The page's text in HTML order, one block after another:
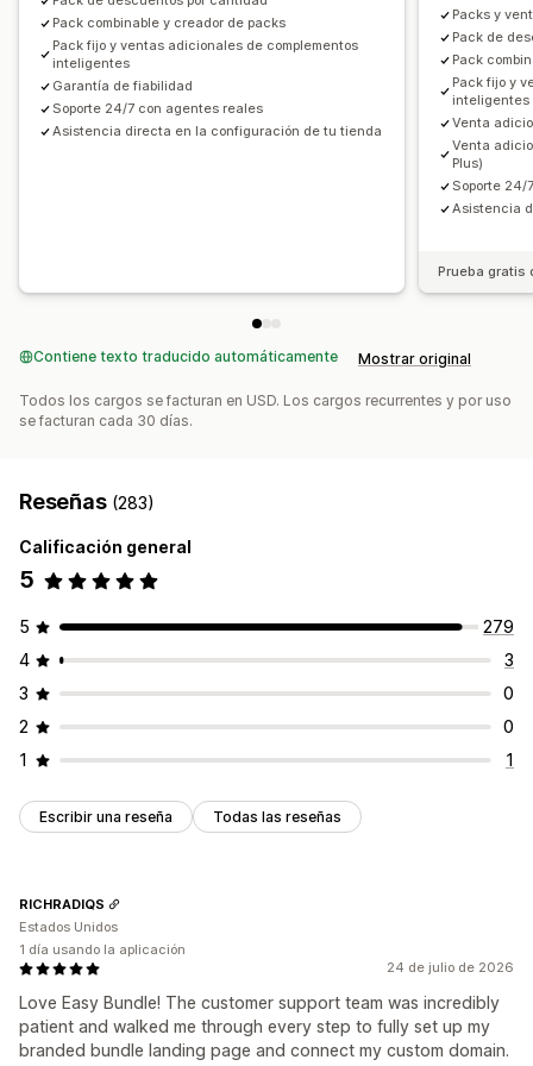
Descuentos globales
Descuentos porcentuales
Descuentos en el carrito Envío gratis BOGO
Suscripciones
Precios de mayorista
Precios dinámicos
Personalizar precios
Precios dinámicos
Descuentos personalizados
Gestión de descuentos
Plantillas
Conversión de monedas
Campañas Activadores y reglas Automatizaciones
Prueba A/B
Pack combinable y creador de packs
Pack fijo y ventas adicionales de complementos
inteligentes
Garantía de fiabilidad
Soporte 24/7 con agentes reales
Asistencia directa en la configuración de tu tienda
Packs y
Pack de
Pack
Pack fijo y
inteligentes
Venta
Venta
Plus)
Soporte 24/
Asistencia
Prueba gratis
Contiene texto traducido automáticamente Mostrar original
Todos los cargos se facturan en USD. Los cargos recurrentes y por uso
se facturan cada 30 días.
Reseñas (283)
Calificación general
5
5
279
4
3
3
0
2
0
1
1
Escribir una reseña Todas las reseñas
24 de julio de 2026
Love Easy Bundle! The customer support team was incredibly
patient and walked me through every step to fully set up my
branded bundle landing page and connect my custom domain.
RICHRADIQS
Estados Unidos
1 día usando la aplicación